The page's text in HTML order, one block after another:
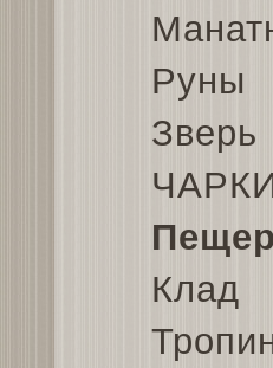
Руны
Зверь
Клад